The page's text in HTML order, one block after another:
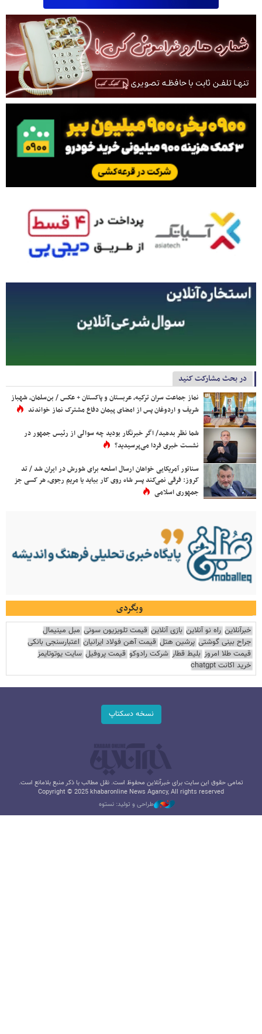
در بحث مشارکت کنید
نماز جماعت سران ترکیه، عربستان و پاکستان + عکس / بن‌سلمان، شهباز
شریف و اردوغان پس از امضای پیمان دفاع مشترک نماز خواندند
شما نظر بدهید/ اگر خبرنگار بودید چه سوالی از رئیس جمهور در
نشست خبری فردا می‌پرسیدید؟
سناتور آمریکایی خواهان ارسال اسلحه برای شورش در ایران شد / تد
کروز: فرقی نمی‌کند پسر شاه روی کار بیاید یا مریم رجوی، هر کسی جز
جمهوری اسلامی
وبگردی
خبرآنلاین راه نو آنلاین بازی آنلاین قیمت تلویزیون سونی مبل مینیمال
جراح بینی گوشتی پرشین هتل قیمت آهن فولاد ایرانیان اعتبارسنجی بانکی
قیمت طلا امروز بلیط قطار شرکت رادوکو قیمت پروفیل سایت یوتوتایمز
خرید اکانت chatgpt
نسخه دسکتاپ
تمامی حقوق این سایت برای خبرآنلاین محفوظ است. نقل مطالب با ذکر منبع بلامانع است.
Copyright © 2025 khabaronline News Agancy, All rights reserved
طراحی و تولید: نستوه